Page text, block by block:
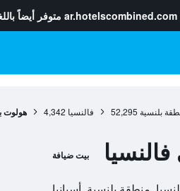
ar.hotelscombined.com متوفر أيضاً
بلنسية 52,295 فالنسيا 4,342 هولوت
بيت ضيافة